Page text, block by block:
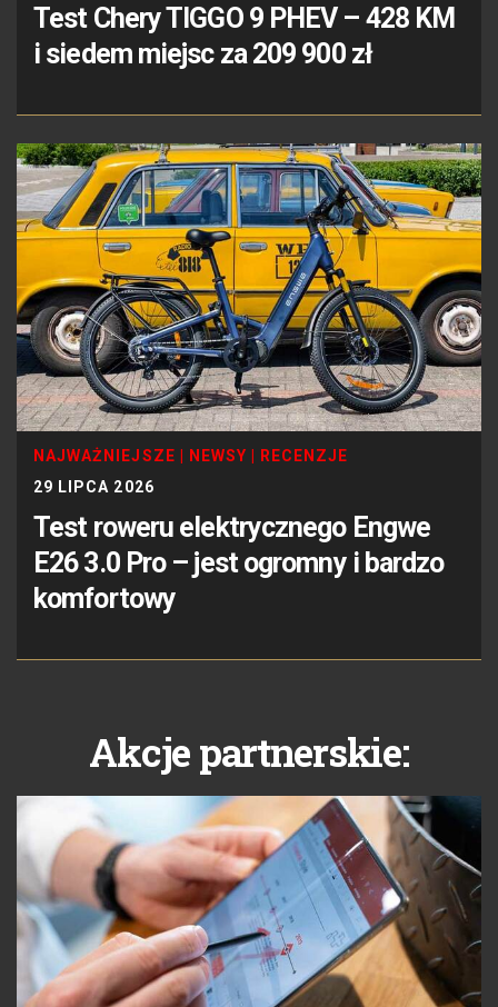
Test Chery TIGGO 9 PHEV – 428 KM
i siedem miejsc za 209 900 zł
NAJWAŻNIEJSZE NEWSY
RECENZJE
29 LIPCA 2026
Test roweru elektrycznego Engwe
E26 3.0 Pro – jest ogromny i bardzo
komfortowy
Akcje partnerskie: